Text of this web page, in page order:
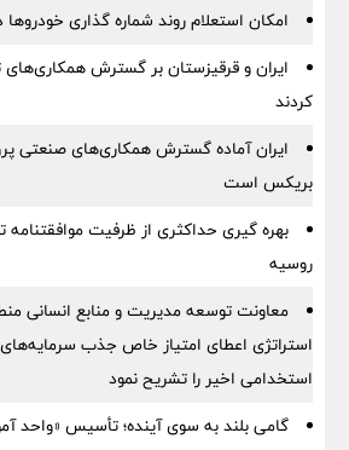
امکان استعلام روند شماره گذاری
ایران و قرقیزستان بر گسترش
کردند
ایران آماده گسترش همکاری‌های صنعتی
بریکس است
بهره گیری حداکثری از ظرفیت موافقتنامه
روسیه
معاونت توسعه مدیریت و منابع انسانی
استراتژی اعطای امتیاز خاص جذب
استخدامی اخیر را تشریح نمود
گامی بلند به سوی آینده؛ تأسیس «واحد